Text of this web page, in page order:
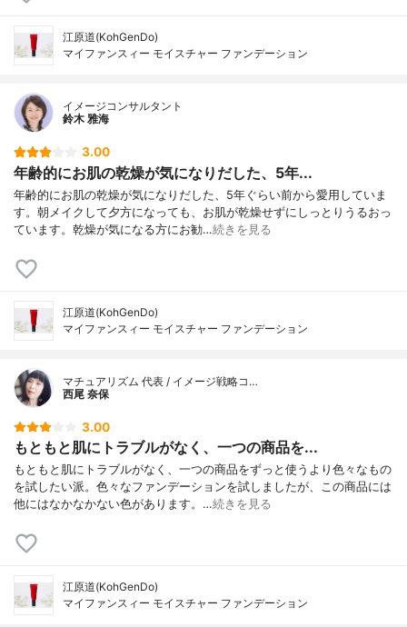
江原道(KohGenDo)
マイファンスィー モイスチャー ファンデーション
イメージコンサルタント
鈴木 雅海
3.00
年齢的にお肌の乾燥が気になりだした、5年...
年齢的にお肌の乾燥が気になりだした、5年ぐらい前から愛用していま
す。朝メイクして夕方になっても、お肌が乾燥せずにしっとりうるおっ
ています。乾燥が気になる方にお勧…続きを見る
江原道(KohGenDo)
マイファンスィー モイスチャー ファンデーション
マチュアリズム 代表 / イメージ戦略コ…
西尾 奈保
3.00
もともと肌にトラブルがなく、一つの商品を...
もともと肌にトラブルがなく、一つの商品をずっと使うより色々なもの
を試したい派。色々なファンデーションを試しましたが、この商品には
他にはなかなかない色があります。…続きを見る
江原道(KohGenDo)
マイファンスィー モイスチャー ファンデーション